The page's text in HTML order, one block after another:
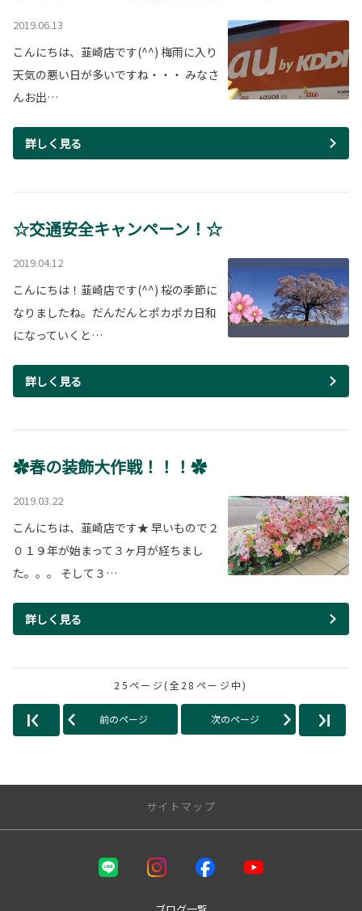
2019.06.13
こんにちは、韮崎店です(^^) 梅雨に入り
天気の悪い日が多いですね・・・ みなさ
んお出…
詳しく見る
☆交通安全キャンペーン！☆
2019.04.12
こんにちは！韮崎店です(^^) 桜の季節に
なりましたね。だんだんとポカポカ日和
になっていくと…
詳しく見る
✿春の装飾大作戦！！！✿
2019.03.22
こんにちは、韮崎店です★ 早いもので２
０１９年が始まって３ヶ月が経ちまし
た。。。 そして３…
詳しく見る
25ページ(全28ページ中)
前のページ 次のページ
サイトマップ